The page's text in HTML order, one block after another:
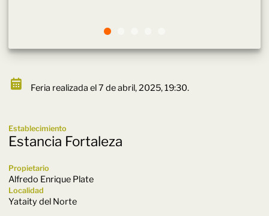
Feria realizada el 7 de abril, 2025, 19:30.
Establecimiento
Estancia Fortaleza
Propietario
Alfredo Enrique Plate
Localidad
Yataity del Norte